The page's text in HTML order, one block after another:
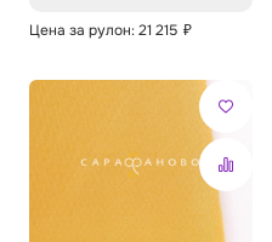
Цена за рулон: 21 215 ₽